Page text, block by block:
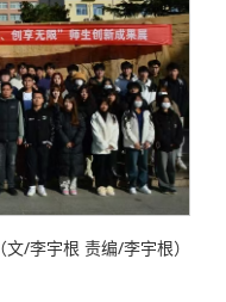
（文/李宇根 责编/李宇根）